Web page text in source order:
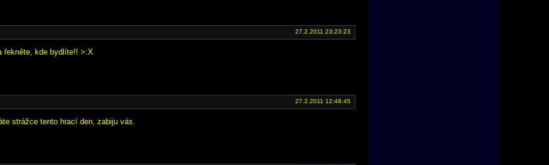
27.2.2011 23:23:23
řekněte, kde bydlíte!! >:X
27.2.2011 12:48:45
strážce tento hrací den, zabiju vás.